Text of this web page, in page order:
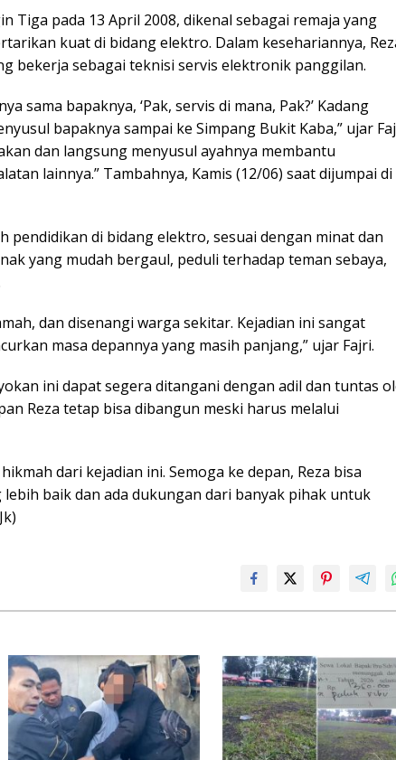
Tiga pada 13 April 2008, dikenal sebagai remaja yang
kuat di bidang elektro. Dalam kesehariannya,
bekerja sebagai teknisi servis elektronik panggilan.
sama bapaknya, ‘Pak, servis di mana, Pak?’ Kadang
bapaknya sampai ke Simpang Bukit Kaba,” ujar
dan langsung menyusul ayahnya membantu
lainnya.” Tambahnya, Kamis (12/06) saat dijumpai di
pendidikan di bidang elektro, sesuai dengan minat dan
yang mudah bergaul, peduli terhadap teman sebaya,
dan disenangi warga sekitar. Kejadian ini sangat
masa depannya yang masih panjang,” ujar Fajri.
ini dapat segera ditangani dengan adil dan tuntas
Reza tetap bisa dibangun meski harus melalui
dari kejadian ini. Semoga ke depan, Reza bisa
baik dan ada dukungan dari banyak pihak untuk